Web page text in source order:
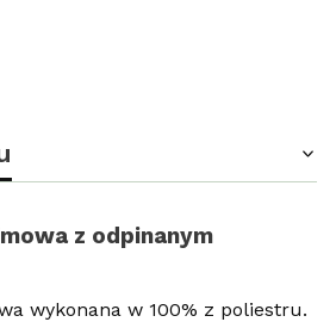
z odpinanym
wykonana w 100% z poliestru.